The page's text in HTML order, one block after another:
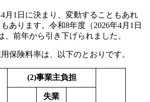
月1日に決まり、変動することもあれ
あります。令和8年度（2026年4月1日
、前年から引き下げられました。
保険料率は、以下のとおりです。
(2)事業主負担
失業